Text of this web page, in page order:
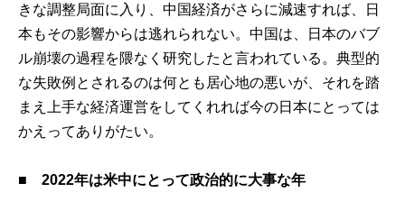
きな調整局面に入り、中国経済がさらに減速すれば、日
本もその影響からは逃れられない。中国は、日本のバブ
ル崩壊の過程を隈なく研究したと言われている。典型的
な失敗例とされるのは何とも居心地の悪いが、それを踏
まえ上手な経済運営をしてくれれば今の日本にとっては
かえってありがたい。
■2022年は米中にとって政治的に大事な年